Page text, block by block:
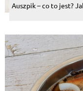
Auszpik – co to jest?